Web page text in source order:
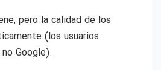
pero la calidad de los
(los usuarios
Google).